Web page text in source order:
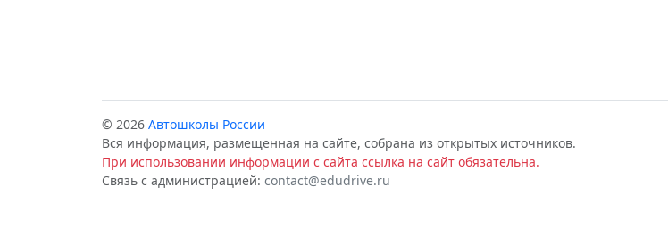
© 2026 Автошколы России
Вся информация, размещенная на сайте, собрана из открытых источников.
При использовании информации с сайта ссылка на сайт обязательна.
Связь с администрацией: contact@edudrive.ru